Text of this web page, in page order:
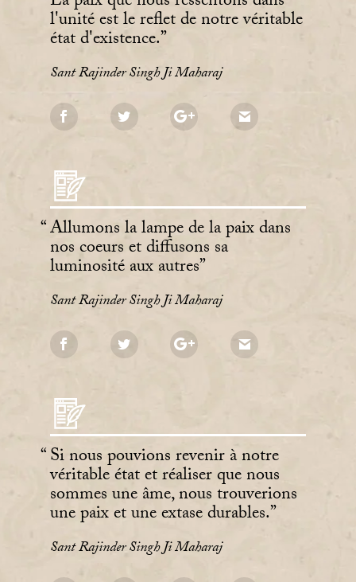
l'unité est le reflet de notre véritable
état d'existence.
Sant Rajinder Singh Ji Maharaj
Allumons la lampe de la paix dans
nos coeurs et diffusons sa
luminosité aux autres
Sant Rajinder Singh Ji Maharaj
Si nous pouvions revenir à notre
véritable état et réaliser que nous
sommes une âme, nous trouverions
une paix et une extase durables.
Sant Rajinder Singh Ji Maharaj